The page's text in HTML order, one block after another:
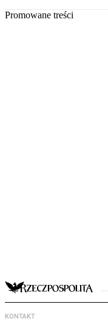
Promowane treści
KONTAKT